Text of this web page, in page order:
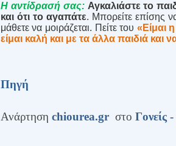
Η αντίδρασή σας: Αγκαλιάστε το
και ότι το αγαπάτε. Μπορείτε επίσης
μάθετε να μοιράζεται. Πείτε του «Είμαι
είμαι καλή και με τα άλλα παιδιά και
Πηγή
Ανάρτηση chiourea.gr στο